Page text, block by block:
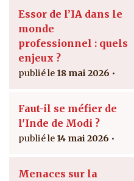
Essor de l’IA dans le
monde
professionnel : quels
enjeux ?
18 mai 2026
Faut-il se méfier de
l'Inde de Modi ?
14 mai 2026
Menaces sur la